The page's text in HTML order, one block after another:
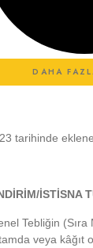
DAHA
tarihinde
İSTİSNA
Tebliğin
veya